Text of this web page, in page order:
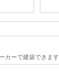
カーで建築できます